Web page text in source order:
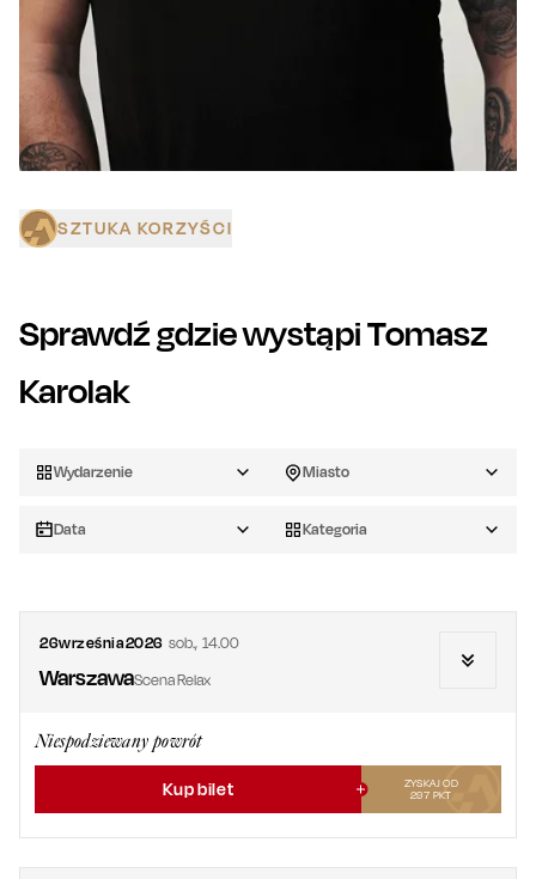
SZTUKA KORZYŚCI
Sprawdź gdzie wystąpiTomasz
Karolak
Wydarzenie Miasto
Data Kategoria
26września2026 sob., 14.00
WarszawaScena Relax
Niespodziewany powrót
Kup bilet
ZYSKAJ OD
297 PKT